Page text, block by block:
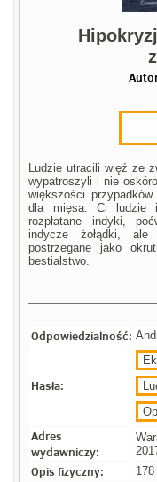
Ludzie utracili więź ze
wypatroszyli i nie
większości
dla mięsa. Ci ludzie
rozpłatane indyki,
indycze żołądki,
postrzegane jako
bestialstwo.
Odpowiedzialność:
Hasła:
Adres
wydawniczy:
Opis fizyczny: